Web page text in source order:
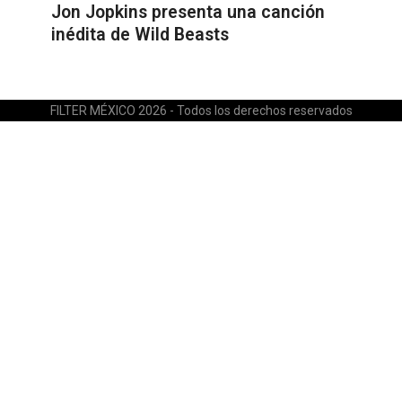
Jon Jopkins presenta una canción
inédita de Wild Beasts
FILTER MÉXICO 2026 - Todos los derechos reservados